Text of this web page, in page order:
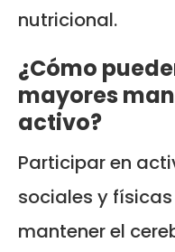
nutricional.
¿Cómo
mayores
activo?
Participar en
sociales y
mantener el